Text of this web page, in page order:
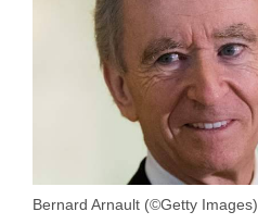
Bernard Arnault (©Getty Images)